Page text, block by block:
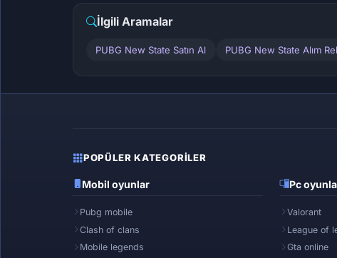
İlgili Aramalar
PUBG New State Satın Al PUBG New State Alım
POPÜLER KATEGORILER
Mobil oyunlar
Pubg mobile
Clash of clans
Mobile legends
Pc
Valorant
League of
Gta online